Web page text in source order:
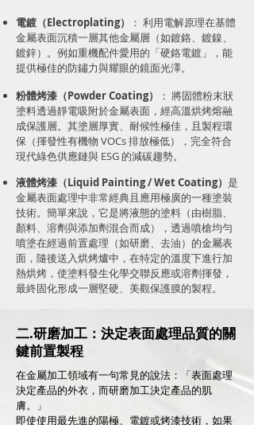
電鍍（Electroplating）
： 利用電解原理在基體
金屬表面沉積一層其他金屬層（如鍍鉻、鍍鎳、
鍍鋅）。例如重機配件愛用的「硬鉻電鍍」，能
提供極佳的防鏽力與耀眼的鏡面光澤。
粉體烤漆（Powder Coating）
： 將固體粉末狀
塗料透過靜電吸附於金屬表面，經高溫烘烤熔融
成保護層。其塗層厚實、耐候性極佳，且製程環
保（揮發性有機物 VOCs 排放極低），完全符合
現代綠色供應鏈與 ESG 的減碳趨勢。
液體烤漆（Liquid Painting / Wet Coating） 是
金屬表面處理中非常經典且應用極廣的一種塗裝
技術。簡單來說，它是將液態的塗料（由樹脂、
顏料、溶劑與添加劑混合而成），透過噴槍均勻
噴塗在經過前置處理（如研磨、去油）的金屬表
面，隨後送入烘烤爐中，在特定的溫度下進行加
熱烘烤，使塗料發生化學交聯反應或溶劑揮發，
最終固化形成一層堅硬、美觀保護膜的製程。
二.研磨加工：決定表面處理品質的關
鍵前置製程
在金屬加工領域有一句常見的說法：「表面處理
決定產品的外衣，而研磨加工決定產品的肌
膚。」
即使使用最先進的陽極、電鍍或烤漆技術，如果